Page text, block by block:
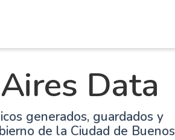
Data
generados, guardados y
de la Ciudad de Buenos